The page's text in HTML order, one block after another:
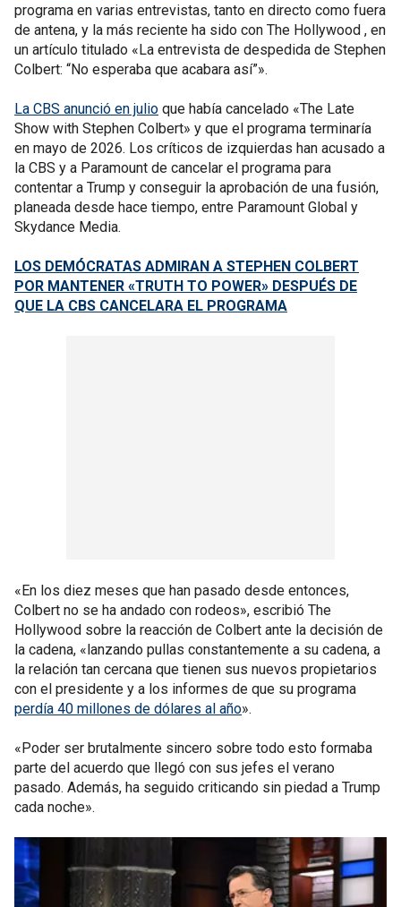
programa en varias entrevistas, tanto en directo como fuera
de antena, y la más reciente ha sido con The Hollywood , en
un artículo titulado «La entrevista de despedida de Stephen
Colbert: “No esperaba que acabara así”».
La CBS anunció en julio que había cancelado «The Late
Show with Stephen Colbert» y que el programa terminaría
en mayo de 2026. Los críticos de izquierdas han acusado a
la CBS y a Paramount de cancelar el programa para
contentar a Trump y conseguir la aprobación de una fusión,
planeada desde hace tiempo, entre Paramount Global y
Skydance Media.
LOS DEMÓCRATAS ADMIRAN A STEPHEN COLBERT
POR MANTENER «TRUTH TO POWER» DESPUÉS DE
QUE LA CBS CANCELARA EL PROGRAMA
«En los diez meses que han pasado desde entonces,
Colbert no se ha andado con rodeos», escribió The
Hollywood sobre la reacción de Colbert ante la decisión de
la cadena, «lanzando pullas constantemente a su cadena, a
la relación tan cercana que tienen sus nuevos propietarios
con el presidente y a los informes de que su programa
perdía 40 millones de dólares al año».
«Poder ser brutalmente sincero sobre todo esto formaba
parte del acuerdo que llegó con sus jefes el verano
pasado. Además, ha seguido criticando sin piedad a Trump
cada noche».